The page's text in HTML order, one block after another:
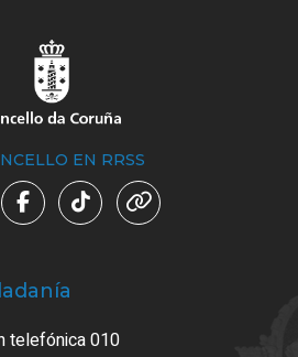
EN RRSS
telefónica 010